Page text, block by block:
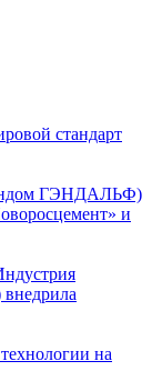
стандарт
ГЭНДАЛЬФ)
и
на